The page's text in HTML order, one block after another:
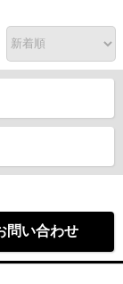
問い合わせ